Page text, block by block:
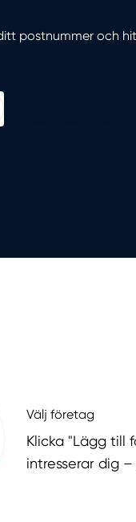
postnummer och
Välj företag
Klicka "Lägg till
intresserar dig